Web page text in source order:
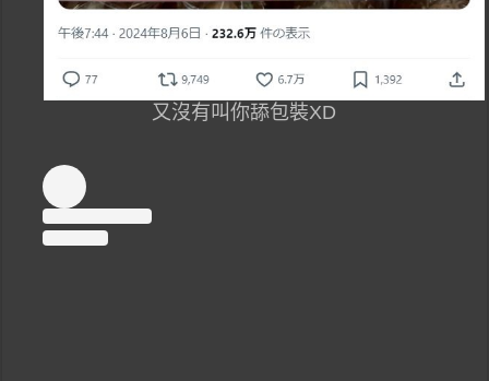
又沒有叫你舔包裝XD